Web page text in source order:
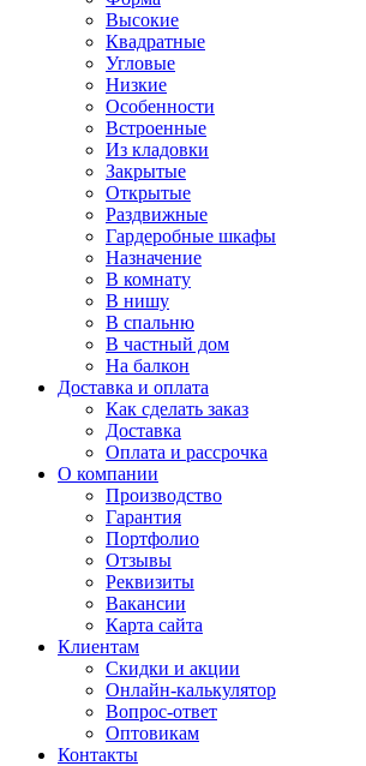
Высокие
Квадратные
Угловые
Низкие
Особенности
Встроенные
Из кладовки
Закрытые
Открытые
Раздвижные
Гардеробные шкафы
Назначение
В комнату
В нишу
В спальню
В частный дом
На балкон
Доставка и оплата
Как сделать заказ
Доставка
Оплата и рассрочка
О компании
Производство
Гарантия
Портфолио
Отзывы
Реквизиты
Вакансии
Карта сайта
Клиентам
Скидки и акции
Онлайн-калькулятор
Вопрос-ответ
Оптовикам
Контакты